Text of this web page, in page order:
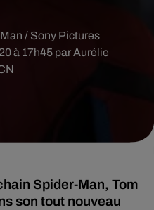
à 17h45 par Aurélie
/ Sony Pictures
Spider-Man, Tom
son tout nouveau